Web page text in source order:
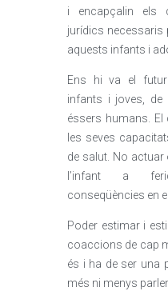
i encapçalin els
jurídics necessaris
aquests infants i
Ens hi va el futur
infants i joves, de
éssers humans. El
les seves
de salut. No
l’infant a
conseqüències en
Poder estimar i
coaccions de cap
és i ha de ser una
més ni menys